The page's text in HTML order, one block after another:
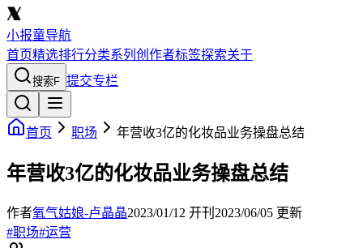
小报童导航
首页精选排行分类系列 创作者标签探索关于
搜索F 提交专栏
首页 职场 年营收3亿的化妆品业务操盘总结
年营收3亿的化妆品业务操盘总结
作者氧气姑娘-卢晶晶2023/01/12 开刊 2023/06/05 更新
#职场#运营